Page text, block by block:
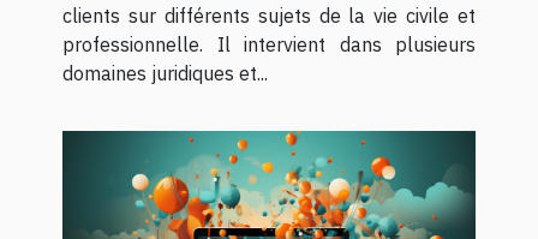
clients sur différents sujets de la vie civile et
professionnelle. Il intervient dans plusieurs
domaines juridiques et...